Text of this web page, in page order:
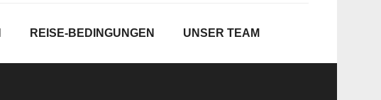
REISE-BEDINGUNGEN UNSER TEAM